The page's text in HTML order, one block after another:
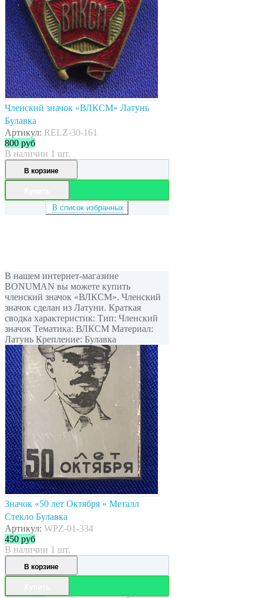
Членский значок «ВЛКСМ» Латунь
Булавка
Артикул: RELZ-30-161
800 руб
В наличии 1 шт.
В корзине
В список избранных
В нашем интернет-магазине
BONUMAN вы можете купить
членский значок «ВЛКСМ». Членский
значок сделан из Латуни. Краткая
сводка характеристик: Тип: Членский
значок Тематика: ВЛКСМ Материал:
Латунь Крепление: Булавка
Значок «50 лет Октября » Металл
Стекло Булавка
Артикул: WPZ-01-334
450 руб
В наличии 1 шт.
В корзине